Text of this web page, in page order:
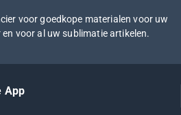
voor goedkope materialen voor uw
voor al uw sublimatie artikelen.
App